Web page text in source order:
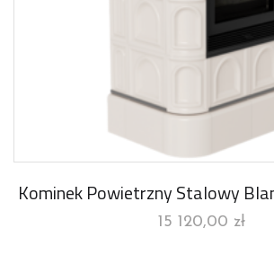
Kominek Powietrzny Stalowy
15 120,00 zł